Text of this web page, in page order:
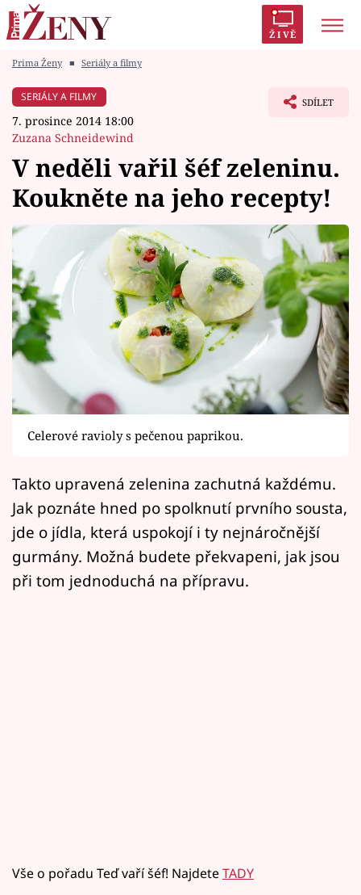
ŽIVĚ
Módní alarm
Témata
Vztahy
Seriály
Horoskopy
Sledujte prima+
Filmový festival Karlovy Vary
Pořady
Mámy sobě
Přihlášení
Prima Ženy ■ Seriály a filmy
SERIÁLY A FILMY
7. prosince 2014 18:00
Zuzana Schneidewind
SDÍLET
V neděli vařil šéf zeleninu.
Koukněte na jeho recepty!
Celerové ravioly s pečenou paprikou.
Takto upravená zelenina zachutná každému.
Jak poznáte hned po spolknutí prvního sousta,
jde o jídla, která uspokojí i ty nejnáročnější
gurmány. Možná budete překvapeni, jak jsou
při tom jednoduchá na přípravu.
Vše o pořadu Teď vaří šéf! NajdeteTADY